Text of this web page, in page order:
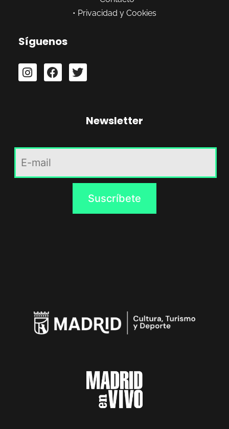
• Privacidad y Cookies
Síguenos
Newsletter